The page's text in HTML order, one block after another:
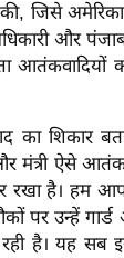
जिसे
अधिकारी और
का शिकार
ऐसे
रखा है। हम
पर उन्हें
रही है। यह सब